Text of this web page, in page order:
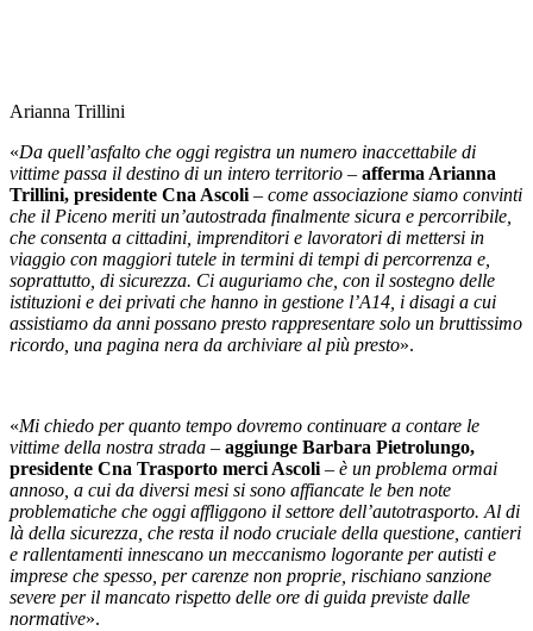
Arianna Trillini
«Da quell’asfalto che oggi registra un numero inaccettabile di
vittime passa il destino di un intero territorio – afferma Arianna
Trillini, presidente Cna Ascoli – come associazione siamo convinti
che il Piceno meriti un’autostrada finalmente sicura e percorribile,
che consenta a cittadini, imprenditori e lavoratori di mettersi in
viaggio con maggiori tutele in termini di tempi di percorrenza e,
soprattutto, di sicurezza. Ci auguriamo che, con il sostegno delle
istituzioni e dei privati che hanno in gestione l’A14, i disagi a cui
assistiamo da anni possano presto rappresentare solo un bruttissimo
ricordo, una pagina nera da archiviare al più presto».
«Mi chiedo per quanto tempo dovremo continuare a contare le
vittime della nostra strada – aggiunge Barbara Pietrolungo,
presidente Cna Trasporto merci Ascoli – è un problema ormai
annoso, a cui da diversi mesi si sono affiancate le ben note
problematiche che oggi affliggono il settore dell’autotrasporto. Al di
là della sicurezza, che resta il nodo cruciale della questione, cantieri
e rallentamenti innescano un meccanismo logorante per autisti e
imprese che spesso, per carenze non proprie, rischiano sanzione
severe per il mancato rispetto delle ore di guida previste dalle
normative».